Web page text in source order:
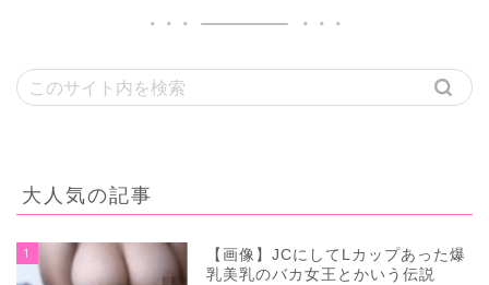
大人気の記事
1
【画像】JCにしてLカップあった爆
乳美乳のバカ女王とかいう伝説